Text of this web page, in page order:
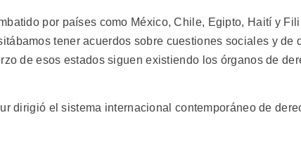
por países como México, Chile, Egipto, Haití y
tener acuerdos sobre cuestiones sociales y de
de esos estados siguen existiendo los órganos de
dirigió el sistema internacional contemporáneo de